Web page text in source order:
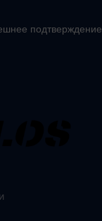
подтверждение